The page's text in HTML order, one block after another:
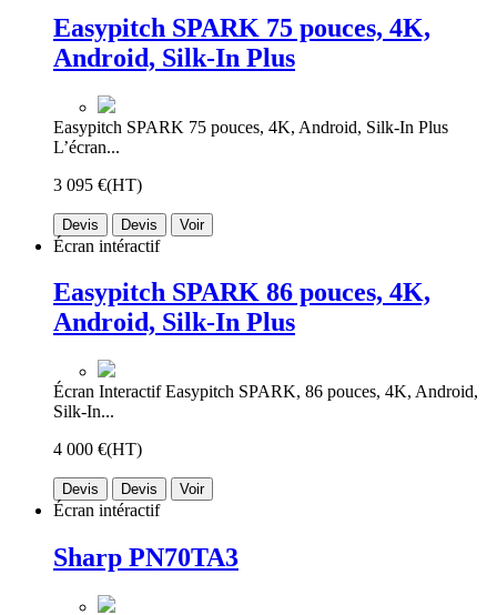
Easypitch SPARK 75 pouces, 4K,
Android, Silk-In Plus
Easypitch SPARK 75 pouces, 4K, Android, Silk-In Plus
L’écran...
3 095 €(HT)
Devis Devis Voir
Écran intéractif
Easypitch SPARK 86 pouces, 4K,
Android, Silk-In Plus
Écran Interactif Easypitch SPARK, 86 pouces, 4K, Android,
Silk-In...
4 000 €(HT)
Devis Devis Voir
Écran intéractif
Sharp PN70TA3